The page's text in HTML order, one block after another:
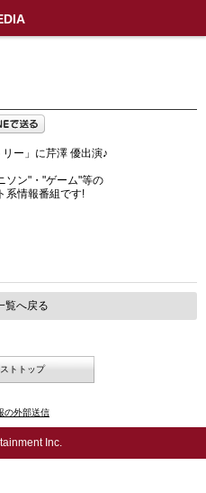
ー」に芹澤 優出演♪
ソン"・"ゲーム"等の
系情報番組です!
覧へ戻る
トトップ
の外部送信
Inc.